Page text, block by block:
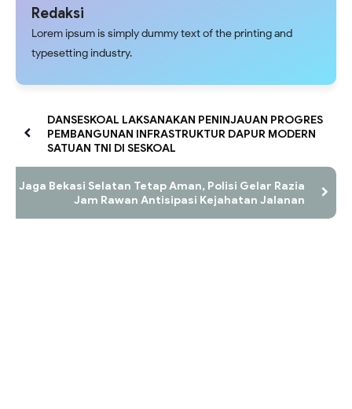
Redaksi
Lorem ipsum is simply dummy text of the printing and
typesetting industry.
DANSESKOAL LAKSANAKAN PENINJAUAN PROGRES
PEMBANGUNAN INFRASTRUKTUR DAPUR MODERN
SATUAN TNI DI SESKOAL
Jaga Bekasi Selatan Tetap Aman, Polisi Gelar Razia
Jam Rawan Antisipasi Kejahatan Jalanan